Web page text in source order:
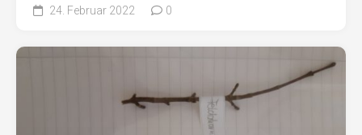
24. Februar 2022 0